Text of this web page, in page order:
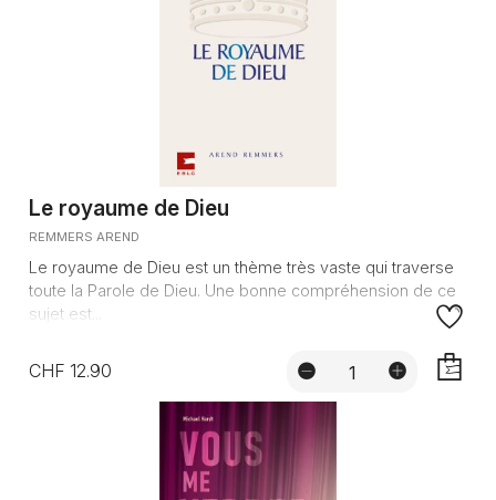
Le royaume de Dieu
REMMERS AREND
Le royaume de Dieu est un thème très vaste qui traverse
toute la Parole de Dieu. Une bonne compréhension de ce
sujet est...
CHF 12.90